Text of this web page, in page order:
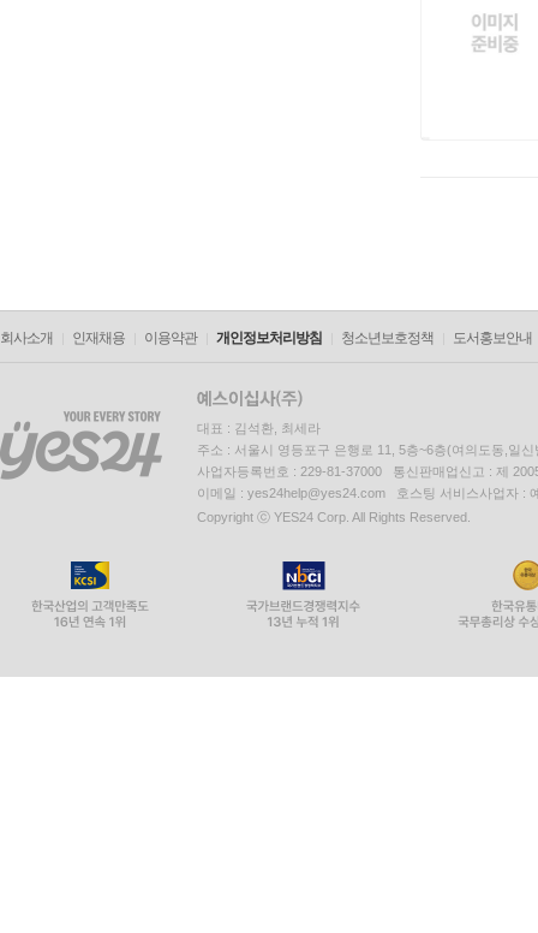
회사소개 인재채용 이용약관 개인정보처리방침 청소년보호정책 도서홍보안내
대표 : 김석환, 최세라
주소 : 서울시 영등포구 은행로 11, 5층~6층(여의도동,일신
사업자등록번호 : 229-81-37000 통신판매업신고 : 제
이메일 : yes24help@yes24.com 호스팅 서비스사업자 :
Copyright ⓒ YES24 Corp. All Rights Reserved.